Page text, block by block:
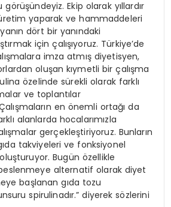
Ekip olarak yıllardır
yaparak ve hammaddeleri
dört bir yanındaki
için çalışıyoruz. Türkiye’de
imza atmış diyetisyen,
oluşan kıymetli bir çalışma
özelinde sürekli olarak farklı
ve toplantılar
en önemli ortağı da
alanlarda hocalarımızla
gerçekleştiriyoruz. Bunların
takviyeleri ve fonksiyonel
Bugün özellikle
alternatif olarak diyet
başlanan gıda tozu
spirulinadır.” diyerek sözlerini